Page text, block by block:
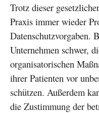
Trotz dieser
Praxis immer wieder
Datenschutzvorgaben.
Unternehmen schwer,
organisatorischen
ihrer Patienten vor
schützen. Außerdem
die Zustimmung der